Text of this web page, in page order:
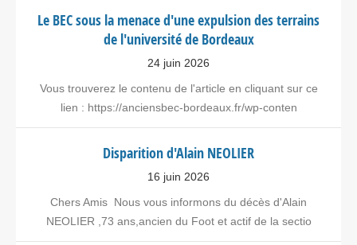
Le BEC sous la menace d'une expulsion des terrains
de l'université de Bordeaux
24 juin 2026
Vous trouverez le contenu de l'article en cliquant sur ce
lien : https://anciensbec-bordeaux.fr/wp-conten
Disparition d'Alain NEOLIER
16 juin 2026
Chers Amis Nous vous informons du décès d'Alain
NEOLIER ,73 ans,ancien du Foot et actif de la sectio